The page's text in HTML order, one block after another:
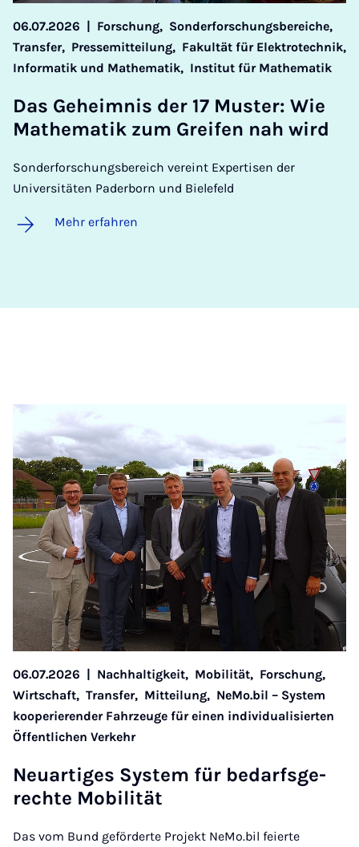
06.07.2026 Forschung, Sonderforschungsbereiche,
Transfer, Pressemitteilung, Fakultät für Elektrotechnik,
Informatik und Mathematik, Institut für Mathematik
Das Ge­heim­nis der 17 Mus­ter: Wie
Ma­the­ma­tik zum Grei­fen nah wird
Sonderforschungsbereich vereint Expertisen der
Universitäten Paderborn und Bielefeld
Mehr erfahren
06.07.2026 | Nachhaltigkeit, Mobilität, Forschung,
Wirtschaft, Transfer, Mitteilung, NeMo.bil – System
kooperierender Fahrzeuge für einen individualisierten
Öffentlichen Verkehr
Neu­ar­ti­ges Sys­tem für be­da­rfs­ge­
rech­te Mo­bi­li­tät
Das vom Bund geförderte Projekt NeMo.bil feierte